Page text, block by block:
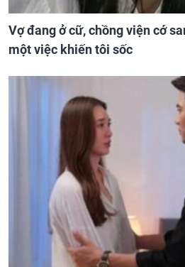
Vợ đang ở cữ, chồng viện cớ
một việc khiến tôi sốc